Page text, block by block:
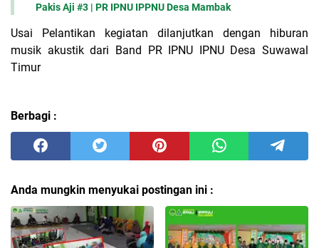
Pakis Aji #3 | PR IPNU IPPNU Desa Mambak
Usai Pelantikan kegiatan dilanjutkan dengan hiburan
musik akustik dari Band PR IPNU IPNU Desa Suwawal
Timur
Berbagi :
Anda mungkin menyukai postingan ini :